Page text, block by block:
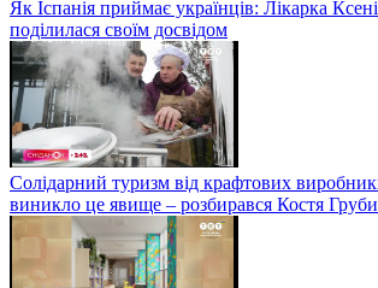
Як Іспанія приймає українців: Лікарка
поділилася своїм досвідом
Солідарний туризм від крафтових
виникло це явище – розбирався Костя